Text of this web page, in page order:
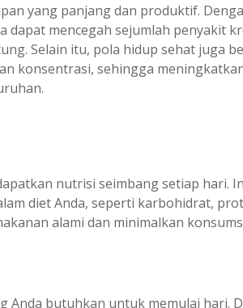
yang panjang dan produktif.
dapat mencegah sejumlah penyakit
Selain itu, pola hidup sehat juga
konsentrasi, sehingga
nutrisi seimbang setiap hari.
diet Anda, seperti karbohidrat,
alami dan minimalkan
Anda butuhkan untuk memulai hari.